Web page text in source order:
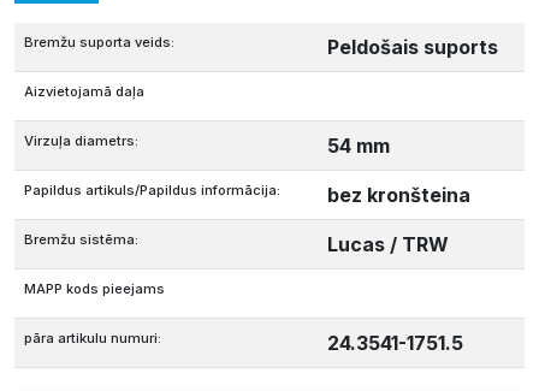
Bremžu suporta veids: Peldošais suports
Aizvietojamā daļa
Virzuļa diametrs: 54 mm
Papildus artikuls/Papildus informācija: bez kronšteina
Bremžu sistēma: Lucas / TRW
MAPP kods pieejams
pāra artikulu numuri: 24.3541-1751.5